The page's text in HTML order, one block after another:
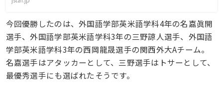
今回優勝したのは、外国語学部英米語学科4年の名嘉眞開
選手、外国語学部英米語学科3年の三野諒人選手、外国語
学部英米語学科3年の西岡龍晟選手の関西外大Aチーム。
名嘉選手はアタッカーとして、三野選手はトサーとして、
最優秀選手にも選ばれたそうです。